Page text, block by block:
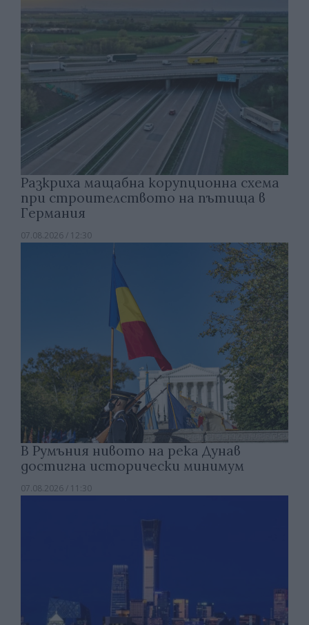
Разкриха мащабна корупционна схема
при строителството на пътища в
Германия
07.08.2026 / 12:30
В Румъния нивото на река Дунав
достигна исторически минимум
07.08.2026 / 11:30